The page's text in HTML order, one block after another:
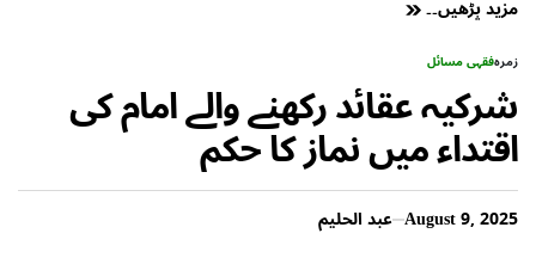
مزید پڑھیں۔۔
زمرہفقہی مسائل
شرکیہ عقائد رکھنے والے امام کی
اقتداء میں نماز کا حکم
August 9, 2025 عبد الحلیم